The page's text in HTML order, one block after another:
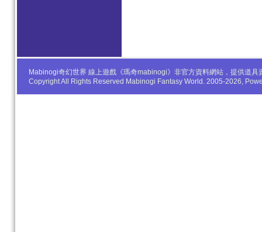
Mabinogi奇幻世界 線上遊戲《瑪奇mabinogi》非官方資料網站，提供道
Copyright All Rights Reserved Mabinogi Fantasy World. 2005-2026,